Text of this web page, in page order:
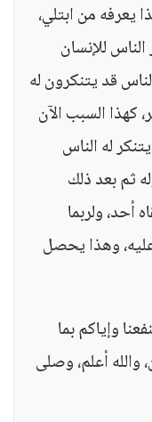
يعرفه من ابتلي،
للإنسان
قد يتنكرون له
كهذا السبب الآن
له الناس
ثم بعد ذلك
أحد، ولربما
وهذا يحصل
وإياكم بما
والله أعلم، وصلى